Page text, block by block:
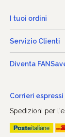
I tuoi ordini
Servizio Clienti
Diventa
Corrieri espressi
Spedizioni per